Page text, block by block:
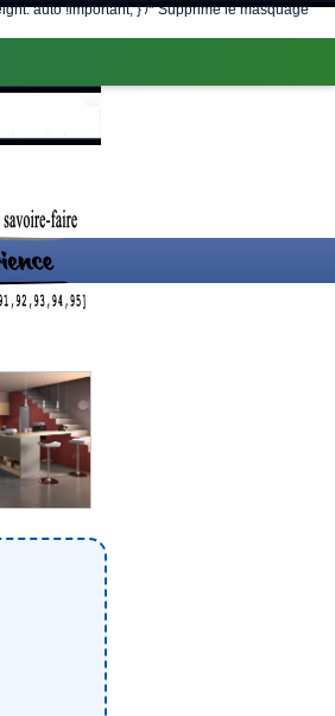
auto !important; } /* Supprime le masquage